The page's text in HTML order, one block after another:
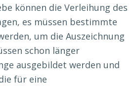
können die Verleihung des
es müssen bestimmte
um die Auszeichnung
schon länger
ausgebildet werden und
für eine